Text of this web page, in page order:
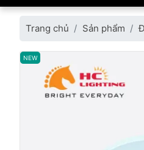
Trang chủ Sản phẩm
NEW